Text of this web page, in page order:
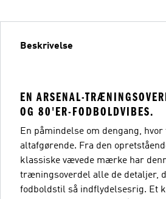
Beskrivelse
EN ARSENAL-
OG 80'ER-FODBOLDVIBES.
En påmindelse om dengang,
altafgørende. Fra den
klassiske vævede mærke har
træningsoverdel alle de detaljer,
fodboldstil så indflydelsesrig. Et